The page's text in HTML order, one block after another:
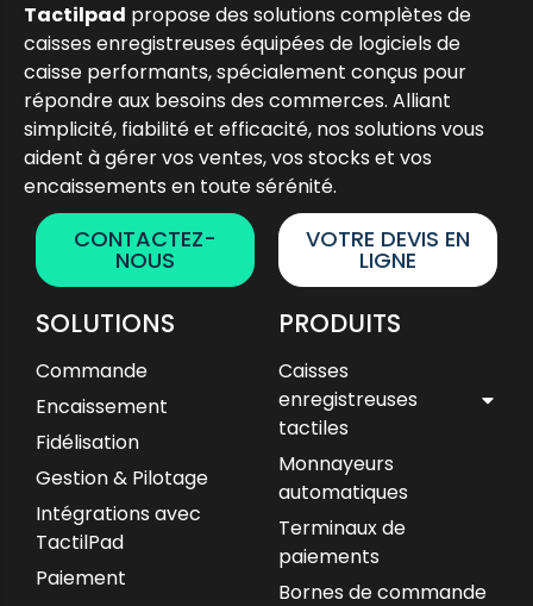
Tactilpad propose des solutions complètes de
caisses enregistreuses équipées de logiciels de
caisse performants, spécialement conçus pour
répondre aux besoins des commerces. Alliant
simplicité, fiabilité et efficacité, nos solutions vous
aident à gérer vos ventes, vos stocks et vos
encaissements en toute sérénité.
CONTACTEZ-
NOUS
SOLUTIONS
Commande
Encaissement
Fidélisation
Gestion & Pilotage
Intégrations avec
TactilPad
Paiement
VOTRE DEVIS EN
LIGNE
PRODUITS
Caisses
enregistreuses
tactiles
Monnayeurs
automatiques
Terminaux de
paiements
Bornes de commande